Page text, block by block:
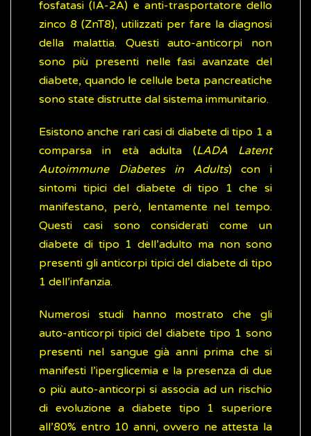
fosfatasi (IA-2A) e anti-trasportatore dello
zinco 8 (ZnT8), utilizzati per fare la diagnosi
della malattia. Questi auto-anticorpi non
sono più presenti nelle fasi avanzate del
diabete, quando le cellule beta pancreatiche
sono state distrutte dal sistema immunitario.
Esistono anche rari casi di diabete di tipo 1 a
comparsa in età adulta (LADA Latent
Autoimmune Diabetes in Adults) con i
sintomi tipici del diabete di tipo 1 che si
manifestano, però, lentamente nel tempo.
Questi casi sono considerati come un
diabete di tipo 1 dell’adulto ma non sono
presenti gli anticorpi tipici del diabete di tipo
1 dell’infanzia.
Numerosi studi hanno mostrato che gli
auto-anticorpi tipici del diabete tipo 1 sono
presenti nel sangue già anni prima che si
manifesti l’iperglicemia e la presenza di due
o più auto-anticorpi si associa ad un rischio
di evoluzione a diabete tipo 1 superiore
all’80% entro 10 anni, ovvero ne attesta la